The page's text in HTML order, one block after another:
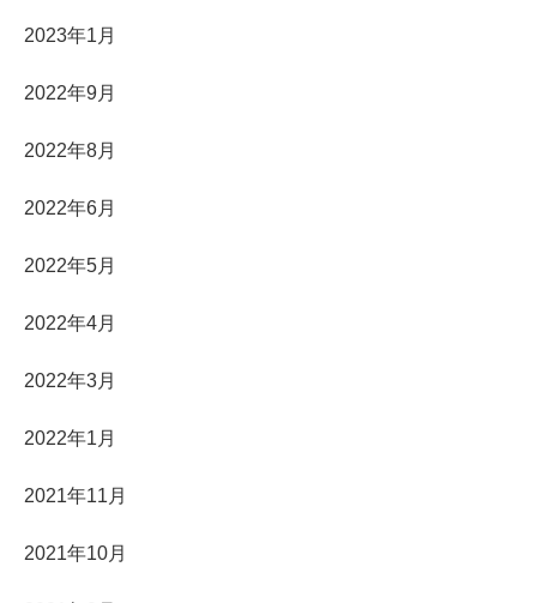
2023年1月
2022年9月
2022年8月
2022年6月
2022年5月
2022年4月
2022年3月
2022年1月
2021年11月
2021年10月